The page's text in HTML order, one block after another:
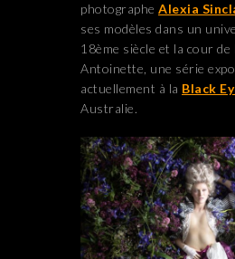
photographe Alexia
ses modèles dans un
18ème siècle et la cour de
Antoinette, une série
actuellement à la Black
Australie.